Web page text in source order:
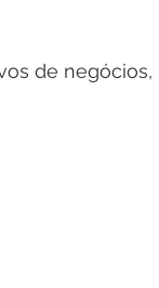
de negócios,